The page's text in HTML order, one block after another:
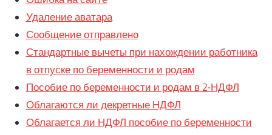
Удаление аватара
Сообщение отправлено
Стандартные вычеты при нахождении работника
в отпуске по беременности и родам
Пособие по беременности и родам в 2-НДФЛ
Облагаются ли декретные НДФЛ
Облагается ли НДФЛ пособие по беременности